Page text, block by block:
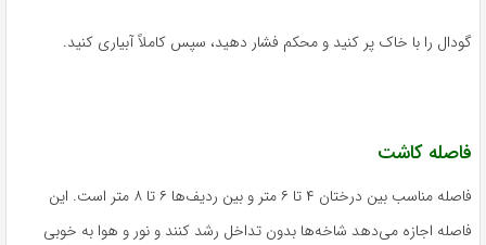
گودال را با خاک پر کنید و محکم فشار دهید، سپس کاملاً آبیاری کنید.
فاصله کاشت
فاصله مناسب بین درختان ۴ تا ۶ متر و بین ردیف‌ها ۶ تا ۸ متر است. این
فاصله اجازه می‌دهد شاخه‌ها بدون تداخل رشد کنند و نور و هوا به خوبی